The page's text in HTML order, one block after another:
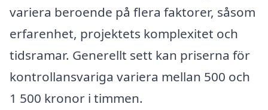
variera beroende på flera faktorer, såsom
erfarenhet, projektets komplexitet och
tidsramar. Generellt sett kan priserna för
kontrollansvariga variera mellan 500 och
1 500 kronor i timmen.